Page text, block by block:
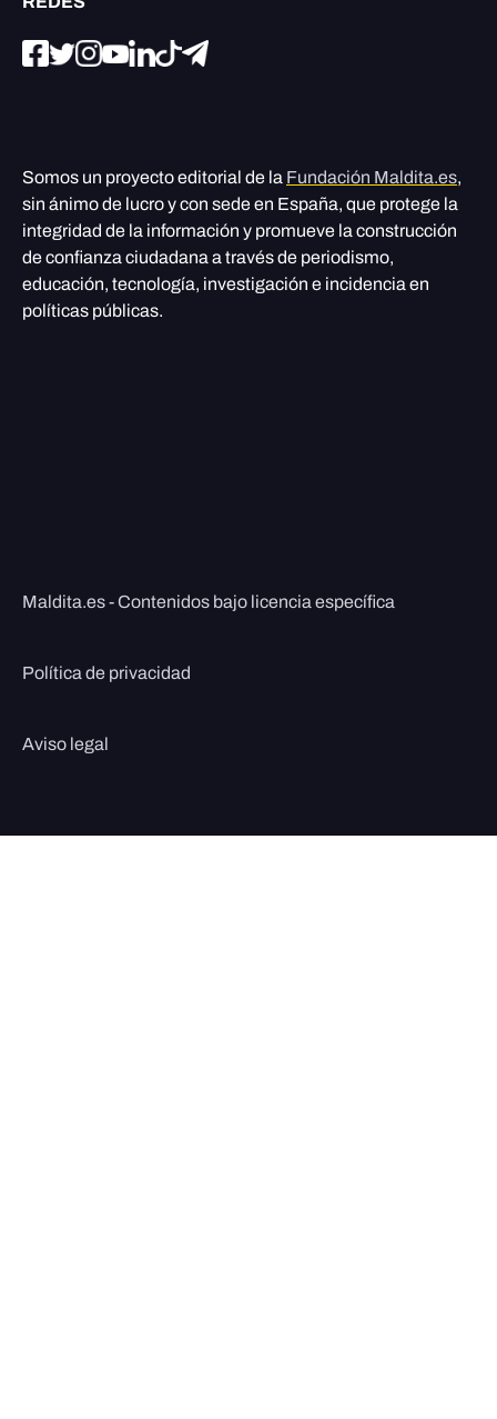
Somos un proyecto editorial de la Fundación Maldita.es,
sin ánimo de lucro y con sede en España, que protege la
integridad de la información y promueve la construcción
de confianza ciudadana a través de periodismo,
educación, tecnología, investigación e incidencia en
políticas públicas.
Maldita.es - Contenidos bajo licencia específica
Política de privacidad
Aviso legal